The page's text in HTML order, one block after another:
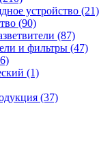
устройство (21)
(90)
(87)
и фильтры (47)
(1)
(37)